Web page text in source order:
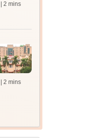
| 2 mins
| 2 mins